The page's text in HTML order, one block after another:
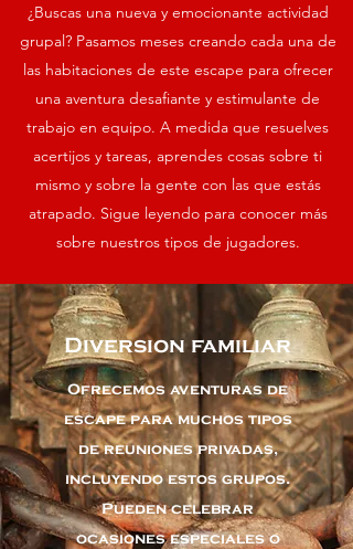
¿Buscas una nueva y emocionante actividad
grupal? Pasamos meses creando cada una de
las habitaciones de este escape para ofrecer
una aventura desafiante y estimulante de
trabajo en equipo. A medida que resuelves
acertijos y tareas, aprendes cosas sobre ti
mismo y sobre la gente con las que estás
atrapado. Sigue leyendo para conocer más
sobre nuestros tipos de jugadores.
Diversion familiar
Ofrecemos aventuras de
escape para muchos tipos
de reuniones privadas,
incluyendo estos grupos.
Pueden celebrar
ocasiones especiales o